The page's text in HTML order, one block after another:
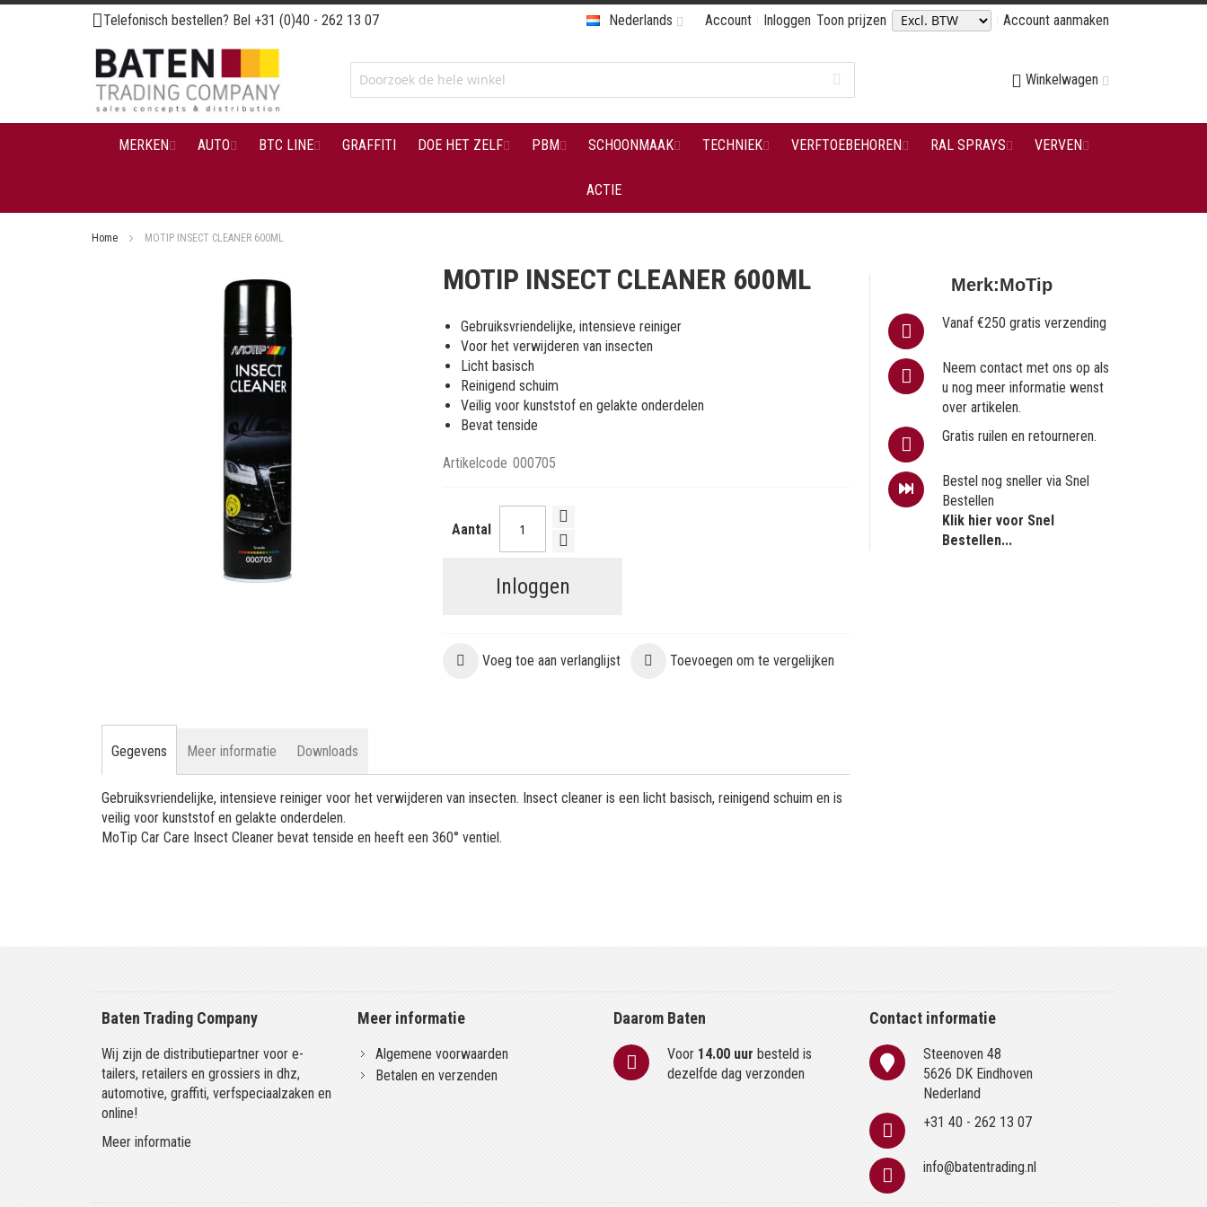
Ga
naar
de
inhoud
Telefonisch bestellen? Bel +31 (0)40 - 262 13 07 Account Inloggen Toon prijzen Account aanmaken
Nederlands
Winkelwagen
MERKEN AUTO BTC LINE GRAFFITI DOE HET ZELF PBM SCHOONMAAK TECHNIEK VERFTOEBEHOREN RAL SPRAYS VERVEN
ACTIE
Home MOTIP INSECT CLEANER 600ML
afbeeldingen-
gallerij
MOTIP INSECT CLEANER 600ML
Gebruiksvriendelijke, intensieve reiniger
Voor het verwijderen van insecten
Licht basisch
Reinigend schuim
Veilig voor kunststof en gelakte onderdelen
Bevat tenside
Artikelcode 000705
Aantal
Inloggen
Voeg toe aan verlanglijst Toevoegen om te vergelijken
Merk:MoTip
Vanaf €250 gratis verzending
Neem contact met ons op als
u nog meer informatie wenst
over artikelen.
Gratis ruilen en retourneren.
Bestel nog sneller via Snel
Bestellen
Klik hier voor Snel
Bestellen...
Gegevens
Gebruiksvriendelijke, intensieve reiniger voor het verwijderen van insecten. Insect cleaner is een licht basisch, reinigend schuim en is
veilig voor kunststof en gelakte onderdelen.
MoTip Car Care Insect Cleaner bevat tenside en heeft een 360° ventiel.
Meer informatie Downloads
Baten Trading Company
Wij zijn de distributiepartner voor e-
tailers, retailers en grossiers in dhz,
automotive, graffiti, verfspeciaalzaken en
online!
Meer informatie
Meer informatie
Algemene voorwaarden
Betalen en verzenden
Daarom Baten
Voor 14.00 uur besteld is
dezelfde dag verzonden
Contact informatie
Steenoven 48
5626 DK Eindhoven
Nederland
+31 40 - 262 13 07
info@batentrading.nl